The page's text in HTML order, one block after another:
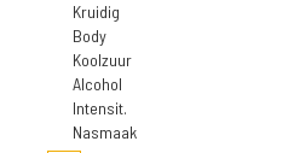
Kruidig
Body
Koolzuur
Alcohol
Intensit.
Nasmaak